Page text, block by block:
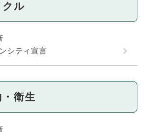
クル
シティ宣言
衛生